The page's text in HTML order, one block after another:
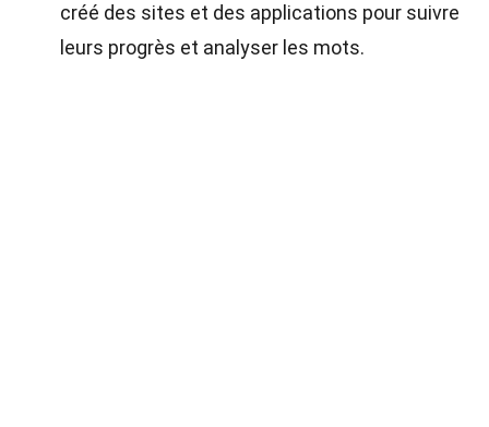
créé des sites et des applications pour suivre
leurs progrès et analyser les mots.